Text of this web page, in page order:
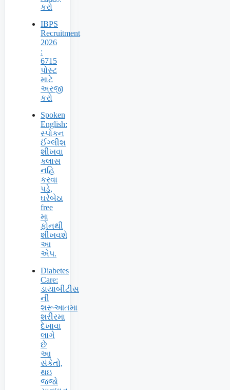
કરો
IBPS
Recruitment
2026
:
6715
પોસ્ટ
માટે
અરજી
કરો
Spoken
English:
સ્પોકન
ઈંગ્લીશ
શીખવા
ક્લાસ
નહિ
કરવા
પડે,
ઘરેબેઠા
free
મા
ફોનથી
શીખવશે
આ
એપ.
Diabetes
Care:
ડાયાબીટીસ
ની
શરૂઆતમા
શરીરમા
દેખાવા
લાગે
છે
આ
સંકેતો,
થઇ
જજો